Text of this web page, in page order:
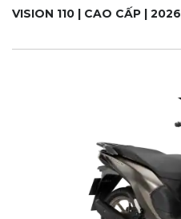
VISION 110 | CAO CẤP | 2026